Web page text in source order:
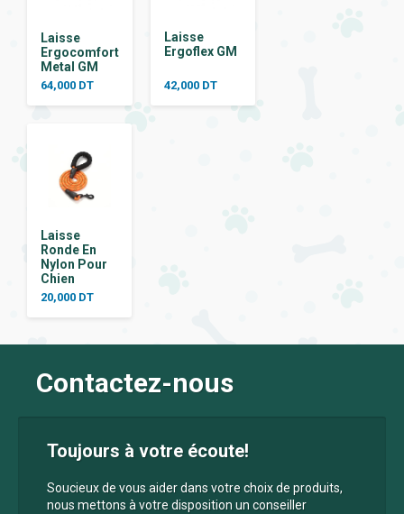
Laisse
Ergocomfort
Metal GM
64,000 DT
Laisse
Ergoflex GM
42,000 DT
Laisse
Ronde En
Nylon Pour
Chien
20,000 DT
Contactez-nous
Toujours à votre écoute!
Soucieux de vous aider dans votre choix de produits,
nous mettons à votre disposition un conseiller